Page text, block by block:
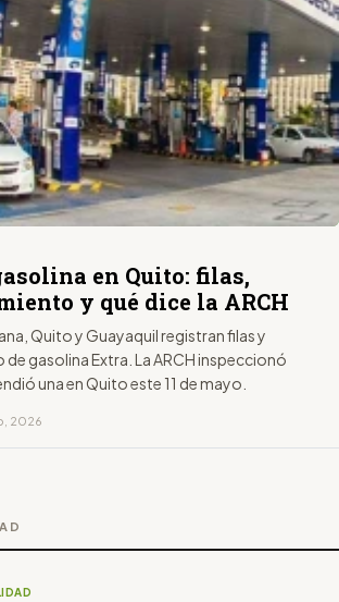
en Quito: filas,
y qué dice la ARCH
Quito y Guayaquil registran filas y
gasolina Extra. La ARCH inspeccionó
una en Quito este 11 de mayo.
2026